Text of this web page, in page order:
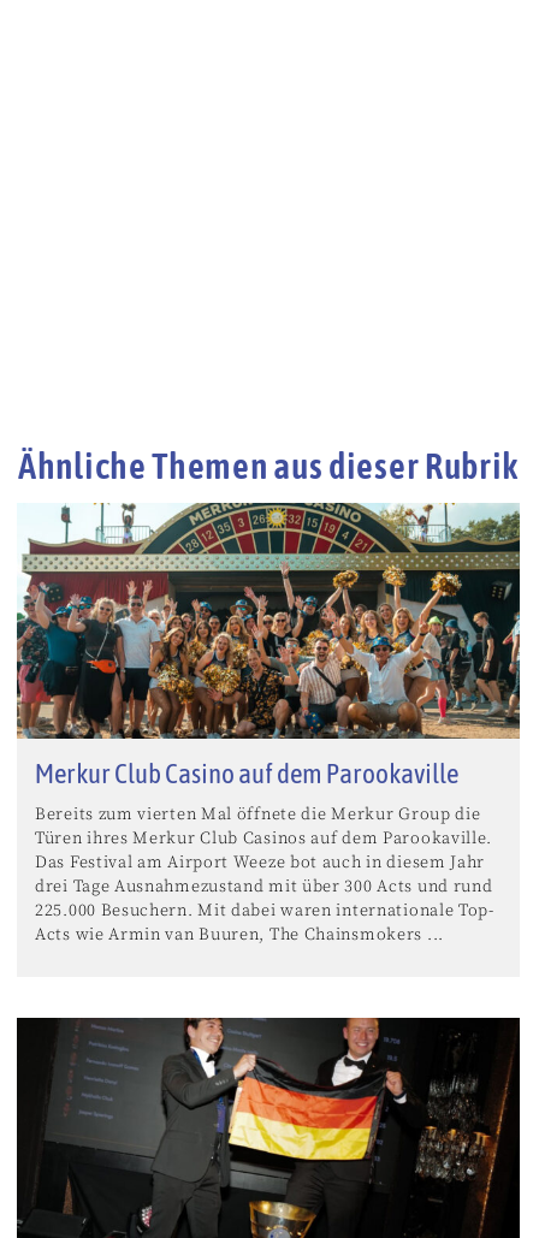
Ähnliche Themen aus dieser Rubrik
Merkur Club Casino auf dem Parookaville
Bereits zum vierten Mal öffnete die Merkur Group die
Türen ihres Merkur Club Casinos auf dem Parookaville.
Das Festival am Airport Weeze bot auch in diesem Jahr
drei Tage Ausnahmezustand mit über 300 Acts und rund
225.000 Besuchern. Mit dabei waren internationale Top-
Acts wie Armin van Buuren, The Chainsmokers ...